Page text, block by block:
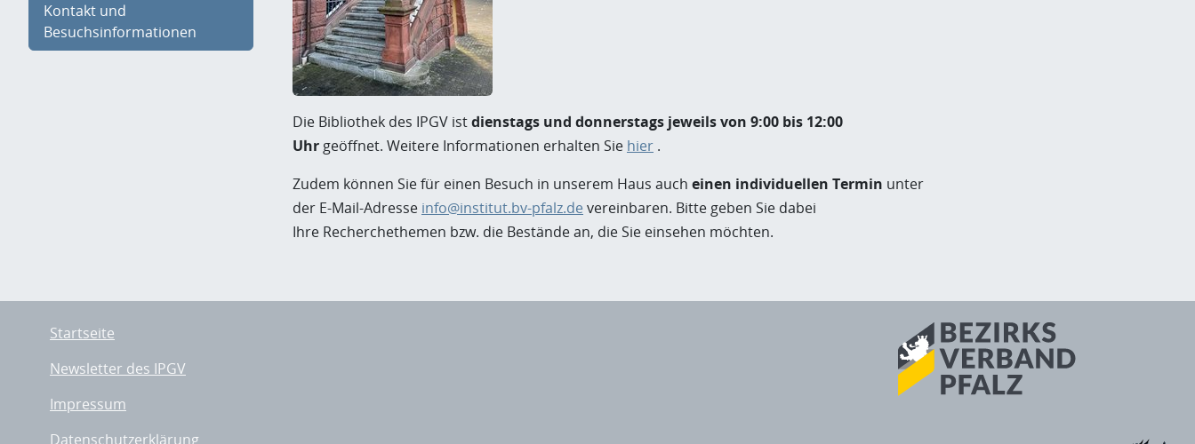
Kontakt und
Besuchsinformationen
Die Bibliothek des IPGV istdienstags und donnerstags jeweils von 9:00 bis 12:00
Uhr geöffnet. Weitere Informationen erhalten Sie hier .
Zudem können Sie für einen Besuch in unserem Haus auch einen individuellen Termin unter
der E-Mail-Adresse info@institut.bv-pfalz.de vereinbaren. Bitte geben Sie dabei
Ihre Recherchethemen bzw. die Bestände an, die Sie einsehen möchten.
Startseite
Newsletter des IPGV
Impressum
Datenschutzerklärung